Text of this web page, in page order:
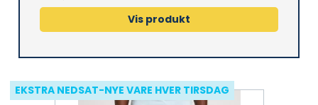
Vis produkt
EKSTRA NEDSAT-NYE VARE HVER TIRSDAG